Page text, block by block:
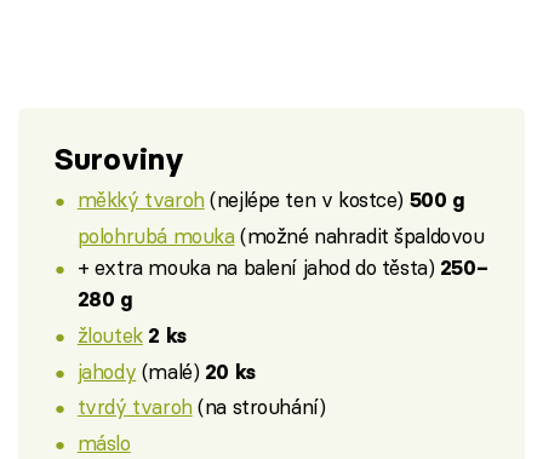
Suroviny
měkký tvaroh(nejlépe ten v kostce) 500 g
polohrubá mouka(možné nahradit špaldovou
+ extra mouka na balení jahod do těsta) 250–
280 g
žloutek 2 ks
jahody (malé) 20 ks
tvrdý tvaroh(na strouhání)
máslo